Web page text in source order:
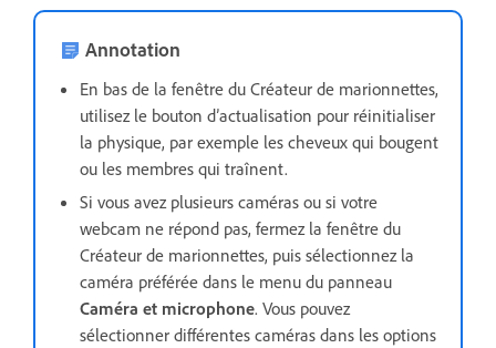
Annotation
En bas de la fenêtre du Créateur de marionnettes,
utilisez le bouton d’actualisation pour réinitialiser
la physique, par exemple les cheveux qui bougent
ou les membres qui traînent.
Si vous avez plusieurs caméras ou si votre
webcam ne répond pas, fermez la fenêtre du
Créateur de marionnettes, puis sélectionnez la
caméra préférée dans le menu du panneau
Caméra et microphone. Vous pouvez
sélectionner différentes caméras dans les options